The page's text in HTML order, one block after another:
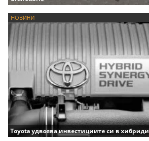
НОВИНИ
Toyota удвоява инвестициите си в хибриди